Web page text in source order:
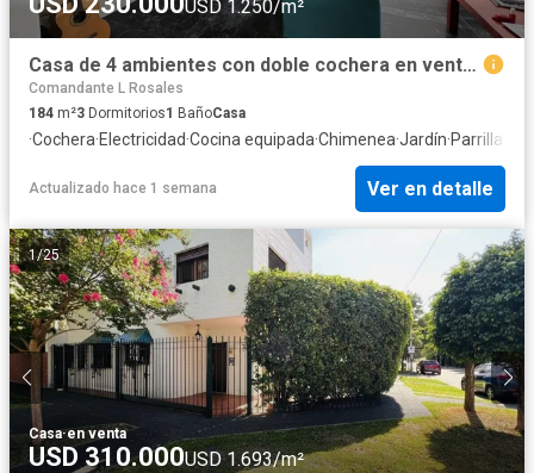
USD 1.250/m²
Casa de 4 ambientes con doble cochera en venta en Martinez
Comandante L Rosales
184 m²3 Dormitorios1 BañoCasa
·Cochera·Electricidad·Cocina equipada·Chimenea·Jardín·Parrilla
Actualizado hace 1 semana Ver en detalle
1/25
Casa·en venta
USD 310.000USD 1.693/m²